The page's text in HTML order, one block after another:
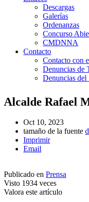
Descargas
Galerías
Ordenanzas
Concurso
CMDNNA
Contacto
Contacto con
Denuncias de
Denuncias del
Alcalde Rafael
Oct 10, 2023
tamaño de la fuente
Imprimir
Email
Publicado en Prensa
Visto 1934 veces
Valora este artículo